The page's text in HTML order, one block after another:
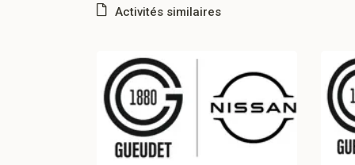
Activités similaires